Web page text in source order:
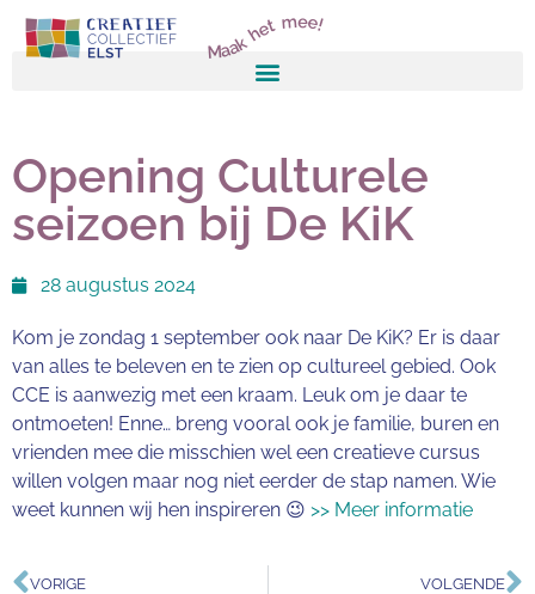
Maak het mee!
Opening Culturele
seizoen bij De KiK
28 augustus 2024
Kom je zondag 1 september ook naar De KiK? Er is daar
van alles te beleven en te zien op cultureel gebied. Ook
CCE is aanwezig met een kraam. Leuk om je daar te
ontmoeten! Enne… breng vooral ook je familie, buren en
vrienden mee die misschien wel een creatieve cursus
willen volgen maar nog niet eerder de stap namen. Wie
weet kunnen wij hen inspireren 😉 >> Meer informatie
VORIGE VOLGENDE